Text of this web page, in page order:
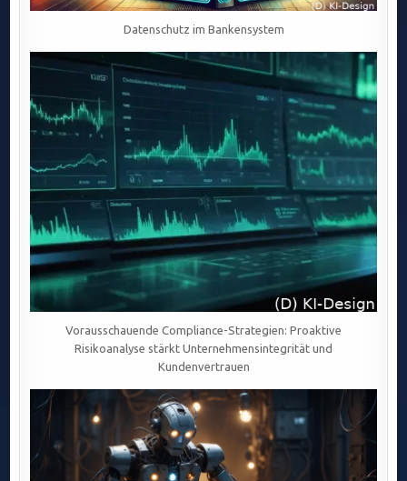
Datenschutz im Bankensystem
Vorausschauende Compliance-Strategien: Proaktive
Risikoanalyse stärkt Unternehmensintegrität und
Kundenvertrauen